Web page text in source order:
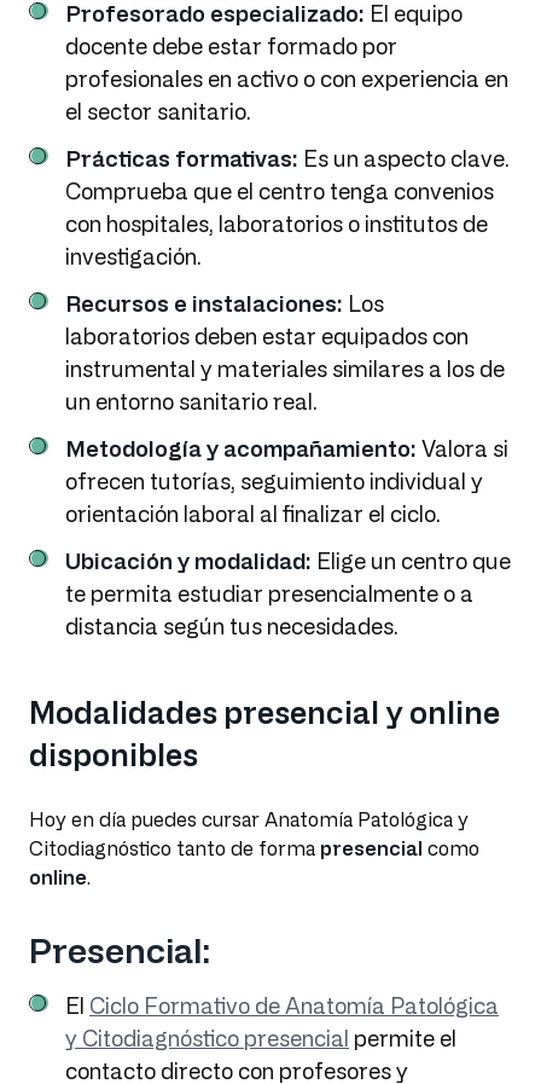
Profesorado especializado: El equipo
docente debe estar formado por
profesionales en activo o con experiencia en
el sector sanitario.
Prácticas formativas: Es un aspecto clave.
Comprueba que el centro tenga convenios
con hospitales, laboratorios o institutos de
investigación.
Recursos e instalaciones: Los
laboratorios deben estar equipados con
instrumental y materiales similares a los de
un entorno sanitario real.
Metodología y acompañamiento: Valora si
ofrecen tutorías, seguimiento individual y
orientación laboral al finalizar el ciclo.
Ubicación y modalidad: Elige un centro que
te permita estudiar presencialmente o a
distancia según tus necesidades.
Modalidades presencial y online
disponibles
Hoy en día puedes cursar Anatomía Patológica y
Citodiagnóstico tanto de forma presencial como
online.
Presencial:
El Ciclo Formativo de Anatomía Patológica
y Citodiagnóstico presencial permite el
contacto directo con profesores y